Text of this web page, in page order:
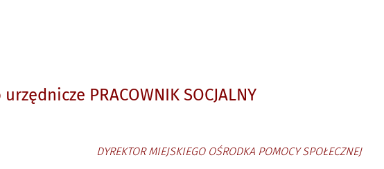
PRACOWNIK SOCJALNY
DYREKTOR MIEJSKIEGO OŚRODKA POMOCY SPOŁECZNEJ